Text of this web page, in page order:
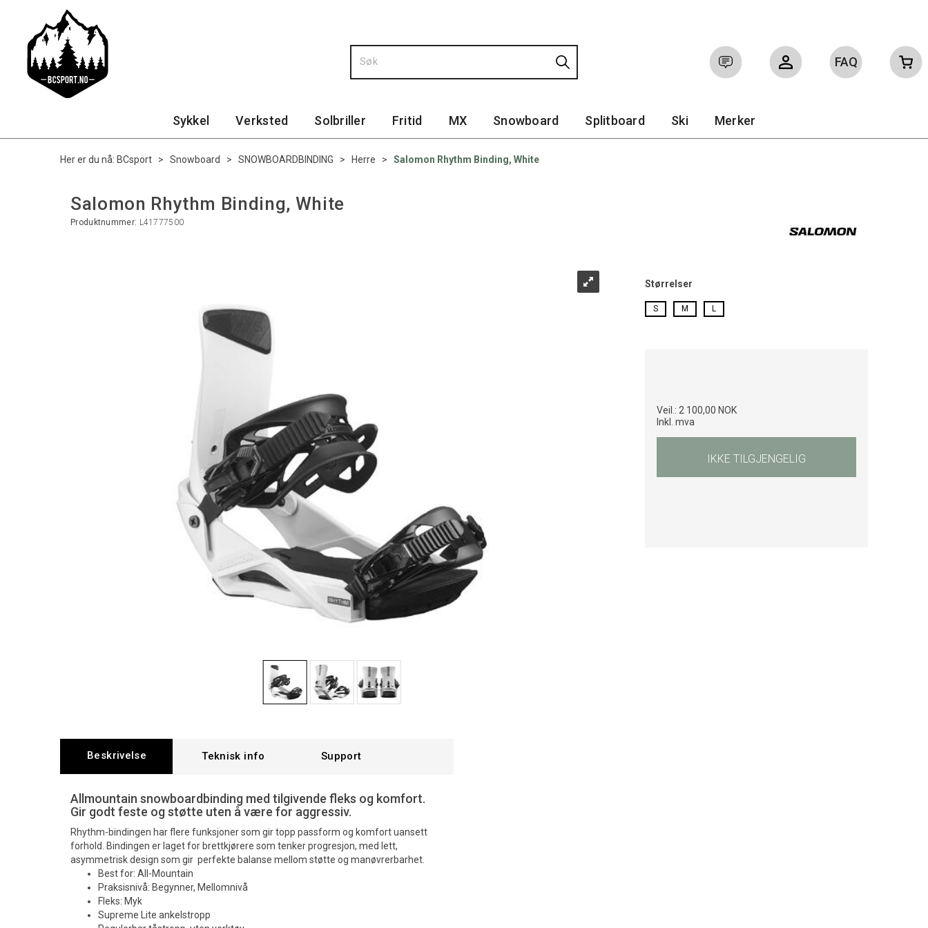
FAQ
Sykkel Verksted Solbriller Fritid MX Snowboard Splitboard Ski Merker
Her er du nå: BCsport > Snowboard > SNOWBOARDBINDING > Herre > Salomon Rhythm Binding, White
Salomon Rhythm Binding, White
Produktnummer: L41777500
Størrelser
S M L
Veil.: 2 100,00 NOK
Inkl. mva
IKKE TILGJENGELIG
Beskrivelse Teknisk info Support
Allmountain snowboardbinding med tilgivende fleks og komfort.
Gir godt feste og støtte uten å være for aggressiv.
Rhythm-bindingen har flere funksjoner som gir topp passform og komfort uansett
forhold. Bindingen er laget for brettkjørere som tenker progresjon, med lett,
asymmetrisk design som gir perfekte balanse mellom støtte og manøvrerbarhet.
Best for: All-Mountain
Praksisnivå: Begynner, Mellomnivå
Fleks: Myk
Supreme Lite ankelstropp